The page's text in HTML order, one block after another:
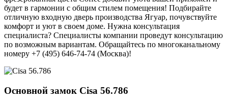
будет в гармонии с общим стилем помещения! Подбирайте
отличную входную дверь производства Ягуар, почувствуйте
комфорт и уют в своем доме. Нужна консультация
специалиста? Специалисты компании проведут консультацию
по возможным вариантам. Обращайтесь по многоканальному
номеру +7 (495) 646-74-74 (Москва)!
Основной замок Cisa 56.786